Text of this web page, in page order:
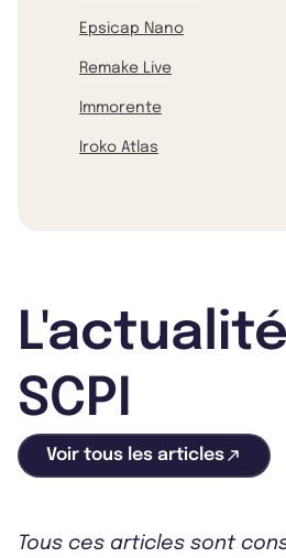
Epsicap Nano
Remake Live
Immorente
Iroko Atlas
SCPI
Voir tous les articles
Tous ces articles sont